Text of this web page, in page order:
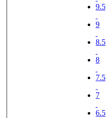
9.5
9
8.5
8
7.5
7
6.5